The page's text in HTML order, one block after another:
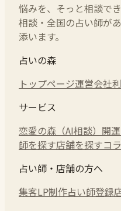
悩みを、そっと相談で
相談・全国の占い師が
添います。
占いの森
トップページ運営会社
サービス
恋愛の森（AI相談） 開
師を探す店舗を探すコ
占い師・店舗の方へ
集客LP制作占い師登録